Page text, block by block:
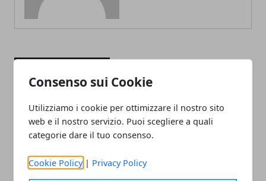
Consenso sui Cookie
Utilizziamo i cookie per ottimizzare il nostro sito
web e il nostro servizio. Puoi scegliere a quali
categorie dare il tuo consenso.
Cookie Policy | Privacy Policy